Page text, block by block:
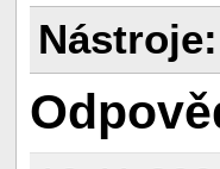
Nástroje: